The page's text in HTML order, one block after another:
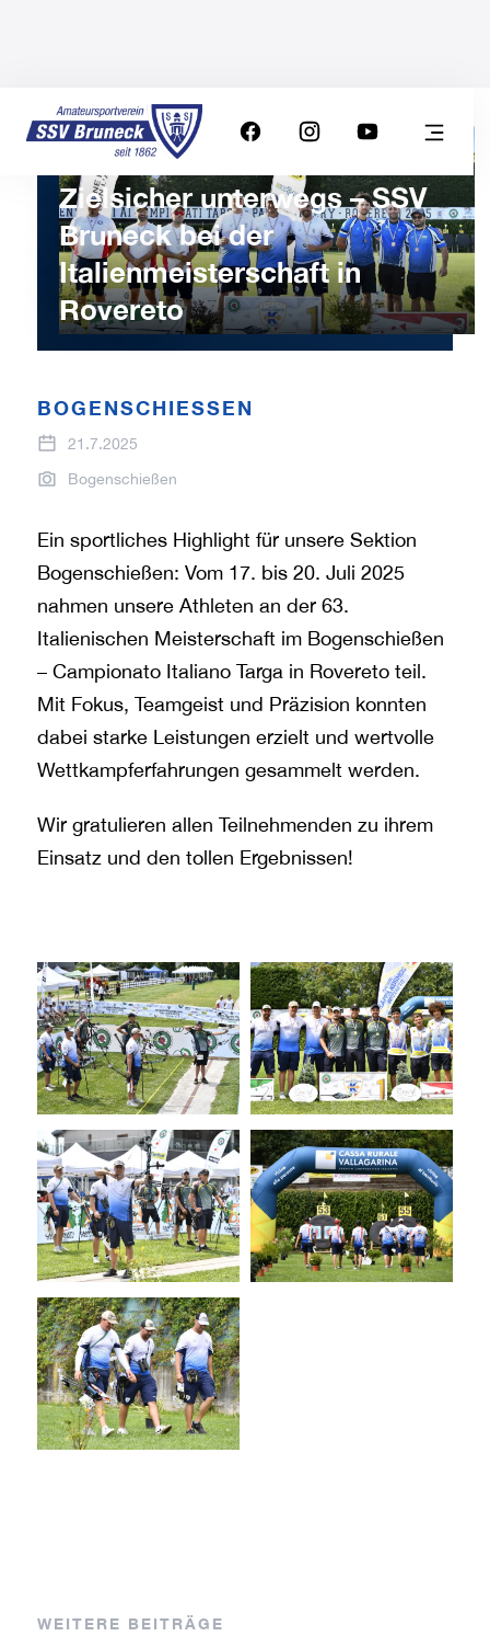
Zielsicher unterwegs – SSV
Bruneck bei der
Italienmeisterschaft in
Rovereto
BOGENSCHIESSEN
21.7.2025
Bogenschießen
Ein sportliches Highlight für unsere Sektion
Bogenschießen: Vom 17. bis 20. Juli 2025
nahmen unsere Athleten an der 63.
Italienischen Meisterschaft im Bogenschießen
– Campionato Italiano Targa in Rovereto teil.
Mit Fokus, Teamgeist und Präzision konnten
dabei starke Leistungen erzielt und wertvolle
Wettkampferfahrungen gesammelt werden.
Wir gratulieren allen Teilnehmenden zu ihrem
Einsatz und den tollen Ergebnissen!
WEITERE BEITRÄGE